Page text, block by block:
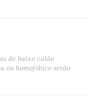
de baixo calão
ou homofóbico serão